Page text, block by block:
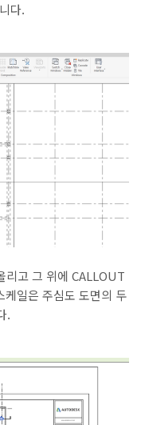
다.
리고 그 위에 CALLOUT
일은 주심도 도면의 두
.